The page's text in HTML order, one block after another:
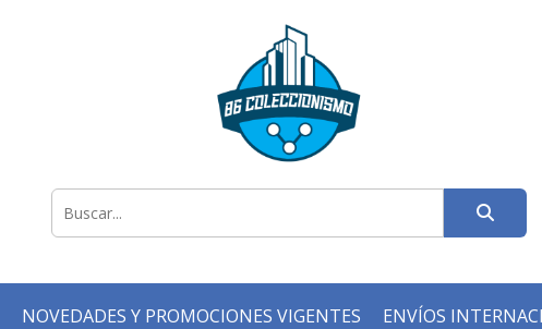
NOVEDADES Y PROMOCIONES VIGENTES ENVÍOS